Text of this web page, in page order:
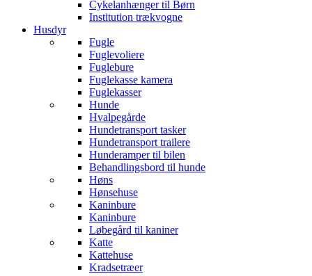
Cykelanhænger til Børn
Institution trækvogne
Husdyr
Fugle
Fuglevoliere
Fuglebure
Fuglekasse kamera
Fuglekasser
Hunde
Hvalpegårde
Hundetransport tasker
Hundetransport trailere
Hunderamper til bilen
Behandlingsbord til hunde
Høns
Hønsehuse
Kaninbure
Kaninbure
Løbegård til kaniner
Katte
Kattehuse
Kradsetræer